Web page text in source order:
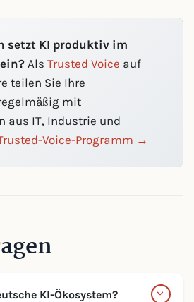
setzt KI produktiv im
Als Trusted Voice auf
teilen Sie Ihre
mit
aus IT, Industrie und
Voice-Programm →
KI-Ökosystem?